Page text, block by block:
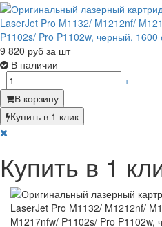
9 820 руб за шт
В наличии
-
+
В корзину
Купить в 1 клик
Купить в 1